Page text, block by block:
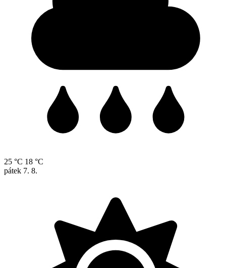
25 °C 18 °C
pátek 7. 8.